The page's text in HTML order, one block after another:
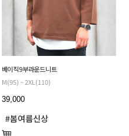
베이직 9부 라운드 니트
M(95) ~ 2XL(110)
39,000